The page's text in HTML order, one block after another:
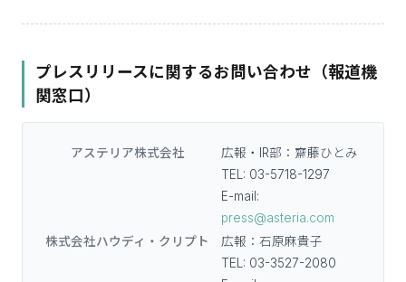
プレスリリースに関するお問い合わせ（報道機
関窓口）
アステリア株式会社
広報・IR部：齋藤ひとみ
TEL: 03-5718-1297
E-mail:
press@asteria.com
株式会社ハウディ・クリプト
広報：石原麻貴子
TEL: 03-3527-2080